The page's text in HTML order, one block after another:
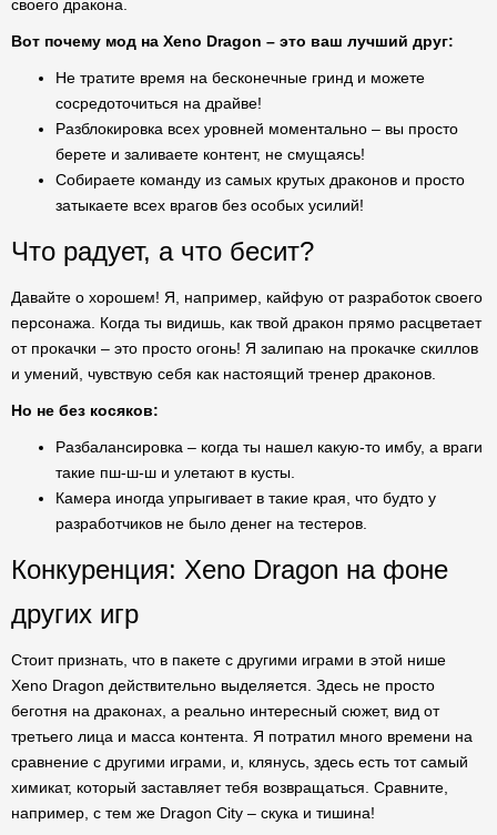
своего дракона.
Вот почему мод на Xeno Dragon – это ваш лучший друг:
Не тратите время на бесконечные гринд и можете
сосредоточиться на драйве!
Разблокировка всех уровней моментально – вы просто
берете и заливаете контент, не смущаясь!
Собираете команду из самых крутых драконов и просто
затыкаете всех врагов без особых усилий!
Что радует, а что бесит?
Давайте о хорошем! Я, например, кайфую от разработок своего
персонажа. Когда ты видишь, как твой дракон прямо расцветает
от прокачки – это просто огонь! Я залипаю на прокачке скиллов
и умений, чувствую себя как настоящий тренер драконов.
Но не без косяков:
Разбалансировка – когда ты нашел какую-то имбу, а враги
такие пш-ш-ш и улетают в кусты.
Камера иногда упрыгивает в такие края, что будто у
разработчиков не было денег на тестеров.
Конкуренция: Xeno Dragon на фоне
других игр
Стоит признать, что в пакете с другими играми в этой нише
Xeno Dragon действительно выделяется. Здесь не просто
беготня на драконах, а реально интересный сюжет, вид от
третьего лица и масса контента. Я потратил много времени на
сравнение с другими играми, и, клянусь, здесь есть тот самый
химикат, который заставляет тебя возвращаться. Сравните,
например, с тем же Dragon City – скука и тишина!